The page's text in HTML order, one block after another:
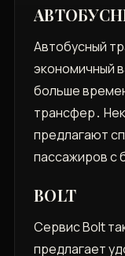
Автобусный
экономичный
больше
трансфер․
предлагают
пассажиров с
BOLT
Сервис Bolt
предлагает